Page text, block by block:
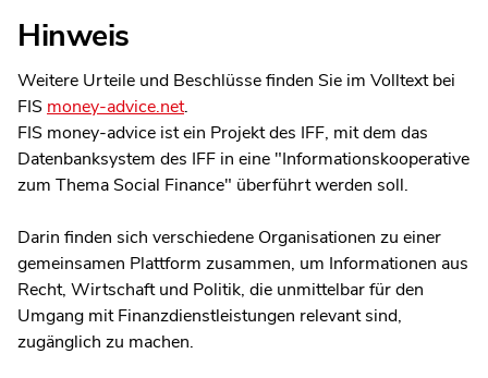
Hinweis
Weitere Urteile und Beschlüsse finden Sie im Volltext bei
FIS money-advice.net.
FIS money-advice ist ein Projekt des IFF, mit dem das
Datenbanksystem des IFF in eine "Informationskooperative
zum Thema Social Finance" überführt werden soll.
Darin finden sich verschiedene Organisationen zu einer
gemeinsamen Plattform zusammen, um Informationen aus
Recht, Wirtschaft und Politik, die unmittelbar für den
Umgang mit Finanzdienstleistungen relevant sind,
zugänglich zu machen.